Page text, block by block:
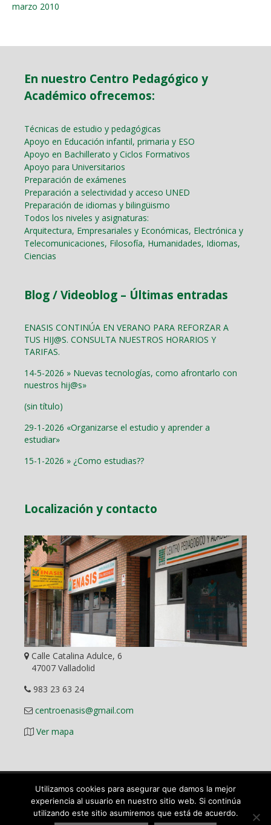
marzo 2010
En nuestro Centro Pedagógico y
Académico ofrecemos:
Técnicas de estudio y pedagógicas
Apoyo en Educación infantil, primaria y ESO
Apoyo en Bachillerato y Ciclos Formativos
Apoyo para Universitarios
Preparación de exámenes
Preparación a selectividad y acceso UNED
Preparación de idiomas y bilingüismo
Todos los niveles y asignaturas:
Arquitectura, Empresariales y Económicas, Electrónica y
Telecomunicaciones, Filosofía, Humanidades, Idiomas,
Ciencias
Blog / Videoblog – Últimas entradas
ENASIS CONTINÚA EN VERANO PARA REFORZAR A
TUS HIJ@S. CONSULTA NUESTROS HORARIOS Y
TARIFAS.
14-5-2026 » Nuevas tecnologías, como afrontarlo con
nuestros hij@s»
(sin título)
29-1-2026 «Organizarse el estudio y aprender a
estudiar»
15-1-2026 » ¿Como estudias??
Localización y contacto
Calle Catalina Adulce, 6
47007 Valladolid
983 23 63 24
centroenasis@gmail.com
Ver mapa
Diseño Web
2026 ENASIS Centro Pedagógico y Académico en Valladolid.
Utilizamos cookies para asegurar que damos la mejor
experiencia al usuario en nuestro sitio web. Si continúa
utilizando este sitio asumiremos que está de acuerdo.